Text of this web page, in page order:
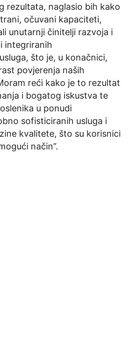
rezultata, naglasio bih kako
očuvani kapaciteti,
unutarnji činitelji razvoja i
integriranih
što je, u konačnici,
povjerenja naših
reći kako je to rezultat
i bogatog iskustva te
u ponudi
sofisticiranih usluga i
kvalitete, što su korisnici
način”.